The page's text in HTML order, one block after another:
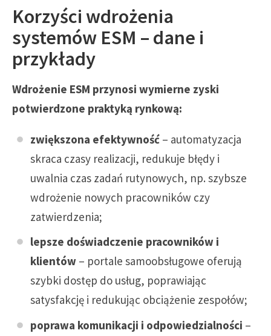
Korzyści wdrożenia
systemów ESM – dane i
przykłady
Wdrożenie ESM przynosi wymierne zyski
potwierdzone praktyką rynkową:
zwiększona efektywność – automatyzacja
skraca czasy realizacji, redukuje błędy i
uwalnia czas zadań rutynowych, np. szybsze
wdrożenie nowych pracowników czy
zatwierdzenia;
lepsze doświadczenie pracowników i
klientów – portale samoobsługowe oferują
szybki dostęp do usług, poprawiając
satysfakcję i redukując obciążenie zespołów;
poprawa komunikacji i odpowiedzialności –